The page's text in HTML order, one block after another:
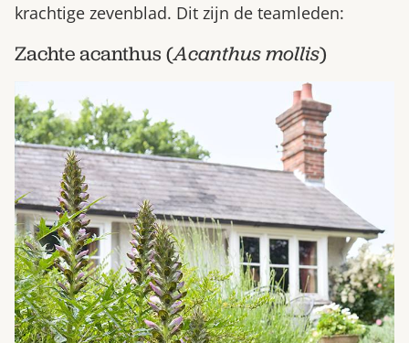
krachtige zevenblad. Dit zijn de teamleden:
Zachte acanthus (Acanthus mollis)